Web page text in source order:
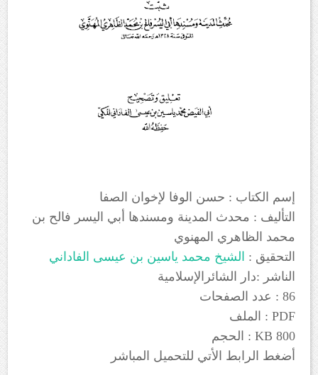
إسم الكتاب : حسن الوفا لإخوان الصفا
التأليف : محدث المدينة ومسندها أبي اليسر فالح بن
محمد الظاهري المهنوي
التحقيق : الشيخ محمد ياسين بن عيسى الفاداني
الناشر :دار الشائرالإسلامية
86 : عدد الصفحات
PDF : الملف
800 KB : الحجم
أضغط الرابط الأتي للتحميل المباشر